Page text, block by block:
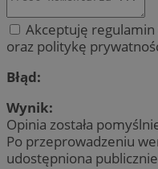
Akceptuję
oraz politykę
Błąd:
Wynik:
Opinia została
Po przeprowadzeniu
udostępniona